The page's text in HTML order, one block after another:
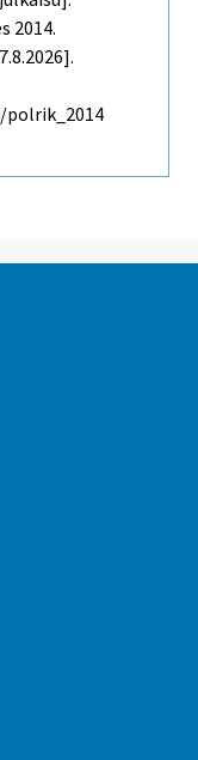
2014.